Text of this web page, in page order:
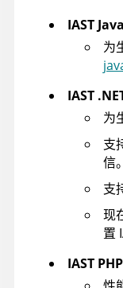
IAST
为
IAST
为
支
信。
支
现
置
IAST